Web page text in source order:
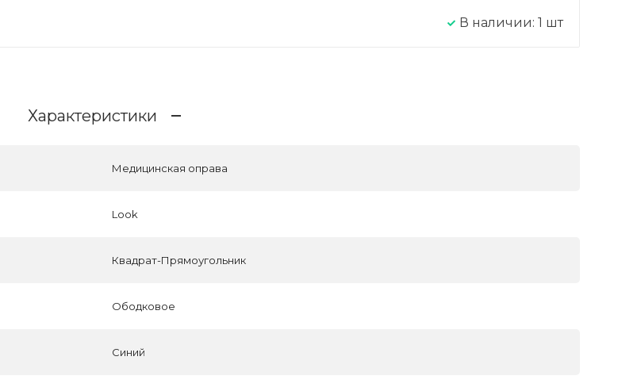
В наличии: 1 шт
Характеристики
Медицинская оправа
Look
Квадрат-Прямоугольник
Ободковое
Синий